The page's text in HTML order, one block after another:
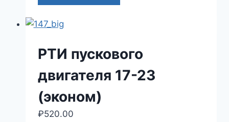
РТИ пускового
двигателя 17-23
(эконом)
₽520.00